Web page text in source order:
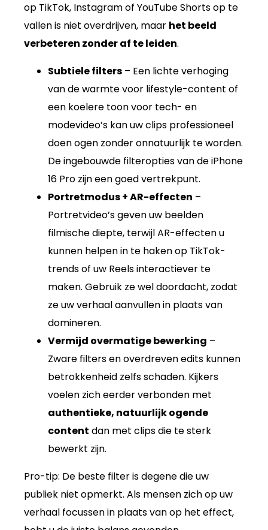
op TikTok, Instagram of YouTube Shorts op te
vallen is niet overdrijven, maar het beeld
verbeteren zonder af te leiden.
Subtiele filters – Een lichte verhoging
van de warmte voor lifestyle-content of
een koelere toon voor tech- en
modevideo’s kan uw clips professioneel
doen ogen zonder onnatuurlijk te worden.
De ingebouwde filteropties van de iPhone
16 Pro zijn een goed vertrekpunt.
Portretmodus + AR-effecten –
Portretvideo’s geven uw beelden
filmische diepte, terwijl AR-effecten u
kunnen helpen in te haken op TikTok-
trends of uw Reels interactiever te
maken. Gebruik ze wel doordacht, zodat
ze uw verhaal aanvullen in plaats van
domineren.
Vermijd overmatige bewerking –
Zware filters en overdreven edits kunnen
betrokkenheid zelfs schaden. Kijkers
voelen zich eerder verbonden met
authentieke, natuurlijk ogende
content dan met clips die te sterk
bewerkt zijn.
Pro-tip: De beste filter is degene die uw
publiek niet opmerkt. Als mensen zich op uw
verhaal focussen in plaats van op het effect,